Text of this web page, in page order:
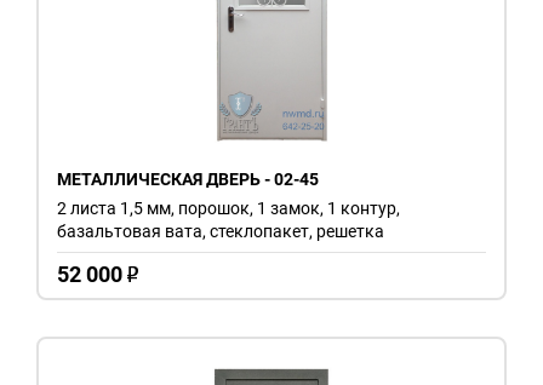
МЕТАЛЛИЧЕСКАЯ ДВЕРЬ - 02-45
52 000 o
2 листа 1,5 мм, порошок, 1 замок, 1 контур,
базальтовая вата, стеклопакет, решетка